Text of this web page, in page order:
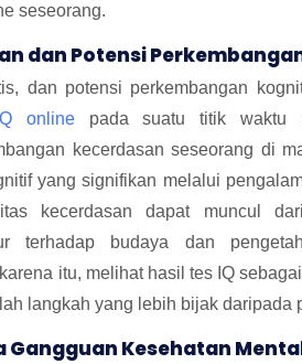
seseorang.
dan Potensi
dan potensi perkembangan
onlinepada suatu titik waktu
kecerdasan seseorang di
yang signifikan melalui
kecerdasan dapat muncul
terhadap budaya dan
itu, melihat hasil tes IQ
langkah yang lebih bijak daripada
Gangguan Kesehatan